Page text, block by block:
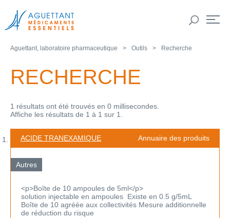
Aguettant, laboratoire pharmaceutique Outils Recherche
RECHERCHE
1 résultats ont été trouvés en 0 millisecondes.
Affiche les résultats de 1 à 1 sur 1.
ACIDE TRANEXAMIQUE Annuaire des produits
Autres
<p>Boîte de 10 ampoules de 5ml</p>
solution injectable en ampoules Existe en 0.5 g/5mL
Boîte de 10 agréée aux collectivités Mesure additionnelle
de réduction du risque